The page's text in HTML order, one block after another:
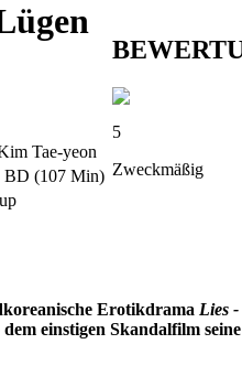
Tae-yeon
(107 Min)
5
Zweckmäßig
Erotikdrama Lies
einstigen Skandalfilm